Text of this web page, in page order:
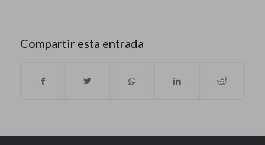
Compartir esta entrada